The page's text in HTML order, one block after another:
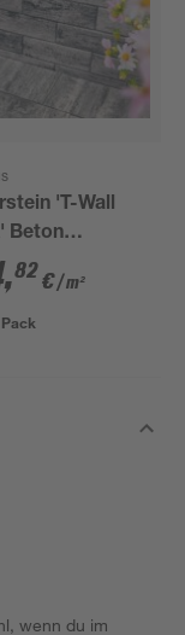
'T-Wall
Beton
40 x 20
,82€/ m²
wenn du im